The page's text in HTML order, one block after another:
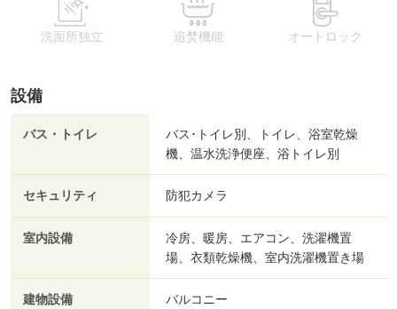
洗面所独立 追焚機能 オートロック
設備
バス・トイレ
バス･トイレ別、トイレ、浴室乾燥
機、温水洗浄便座、浴トイレ別
セキュリティ 防犯カメラ
室内設備
冷房、暖房、エアコン、洗濯機置
場、衣類乾燥機、室内洗濯機置き場
建物設備 バルコニー